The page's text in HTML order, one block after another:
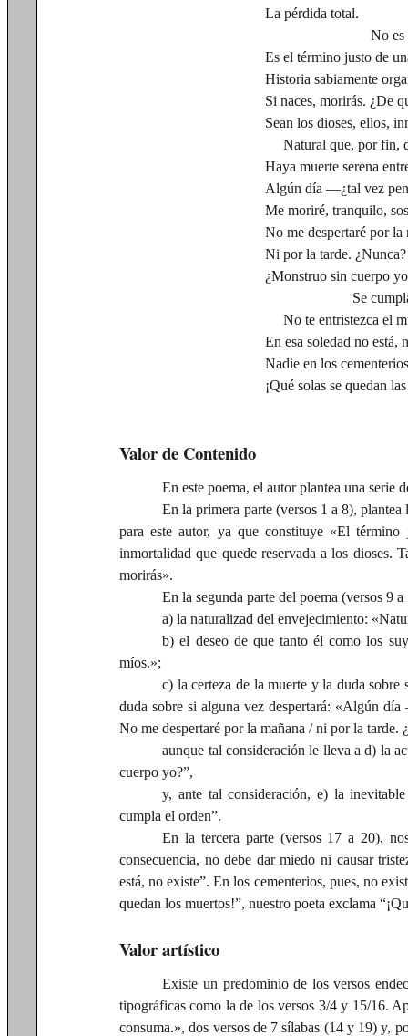
La pérdida total.
No es un
Es el término justo de
Historia sabiamente
Si naces, morirás. ¿De
Sean los dioses, ellos,
Natural que, por fin,
Haya muerte serena
Algún día —¿tal vez
Me moriré, tranquilo,
No me despertaré por la
Ni por la tarde. ¿Nunca?
¿Monstruo sin cuerpo
Se cumpla el
No te entristezca el
En esa soledad no está,
Nadie en los
¡Qué solas se quedan
Valor de Contenido
En este poema, el autor plantea una serie
En la primera parte (versos 1 a 8),
para este autor, ya que constituye «El
inmortalidad que quede reservada a los dioses.
morirás».
En la segunda parte del poema (versos 9
a) la naturalizad del envejecimiento:
b) el deseo de que tanto él como los
míos.»;
c) la certeza de la muerte y la duda sobre
duda sobre si alguna vez despertará: «Algún
No me despertaré por la mañana / ni por la tarde.
aunque tal consideración le lleva a d) la
cuerpo yo?”,
y, ante tal consideración, e) la
cumpla el orden”.
En la tercera parte (versos 17 a 20),
consecuencia, no debe dar miedo ni causar
está, no existe”. En los cementerios, pues, no
quedan los muertos!”, nuestro poeta exclama
Valor artístico
Existe un predominio de los versos
tipográficas como la de los versos 3/4 y 15/16.
consuma.», dos versos de 7 sílabas (14 y 19) y,